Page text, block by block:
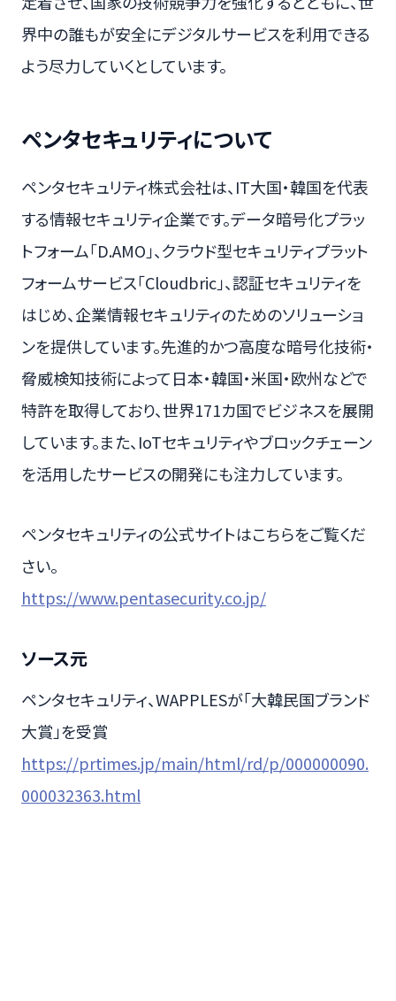
界中の誰もが安全にデジタルサービスを利用できる
よう尽力していくとしています。
ペンタセキュリティについて
ペンタセキュリティ株式会社は、IT大国・韓国を代表
する情報セキュリティ企業です。データ暗号化プラッ
トフォーム「D.AMO」、クラウド型セキュリティプラット
フォームサービス「Cloudbric」、認証セキュリティを
はじめ、企業情報セキュリティのためのソリューショ
ンを提供しています。先進的かつ高度な暗号化技術・
脅威検知技術によって日本・韓国・米国・欧州などで
特許を取得しており、世界171カ国でビジネスを展開
しています。また、IoTセキュリティやブロックチェーン
を活用したサービスの開発にも注力しています。
ペンタセキュリティの公式サイトはこちらをご覧くだ
さい。
https://www.pentasecurity.co.jp/
ソース元
ペンタセキュリティ、WAPPLESが「大韓民国ブランド
大賞」を受賞
https://prtimes.jp/main/html/rd/p/000000090.
000032363.html